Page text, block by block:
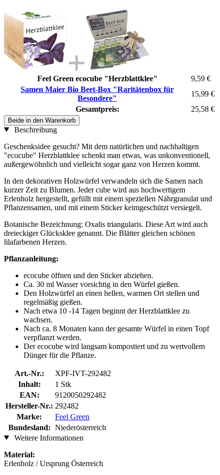
Feel Green ecocube "Herzblattklee"
9,59 €
Samen Maier Bio Beet-Box "Raritätenbox für
Besondere"
15,99 €
Gesamtpreis:
25,58 €
Beide in den Warenkorb
Beschreibung
Geschenksidee gesucht? Mit dem natürlichen und nachhaltigen
"ecocube" Herzblattklee schenkt man etwas, was unkonventionell,
außergewöhnlich und vielleicht sogar ganz von Herzen kommt.
In den dekorativen Holzwürfel verwandeln sich die Samen nach
kurzer Zeit zu Blumen. Jeder cube wird aus hochwertigem
Erlenholz hergestellt, gefüllt mit einem speziellen Nährgranulat und
Pflanzensamen, und mit einem Sticker keimgeschützt versiegelt.
Botanische Bezeichnung: Oxalis triangularis. Diese Art wird auch
dreieckiger Glücksklee genannt. Die Blätter gleichen schönen
lilafarbenen Herzen.
Pflanzanleitung:
ecocube öffnen und den Sticker abziehen.
Ca. 30 ml Wasser vorsichtig in den Würfel gießen.
Den Holzwürfel an einen hellen, warmen Ort stellen und
regelmäßig gießen.
Nach etwa 10 -14 Tagen beginnt der Herzblattklee zu
wachsen.
Nach ca. 8 Monaten kann der gesamte Würfel in einen Topf
verpflanzt werden.
Der ecocube wird langsam kompostiert und zu wertvollem
Dünger für die Pflanze.
Art.-Nr.:
XPF-IVT-292482
Inhalt:
1 Stk
EAN:
9120050292482
Hersteller-Nr.: 292482
Marke:
Feel Green
Bundesland: Niederösterreich
Weitere Informationen
Material:
Erlenholz / Ursprung Österreich